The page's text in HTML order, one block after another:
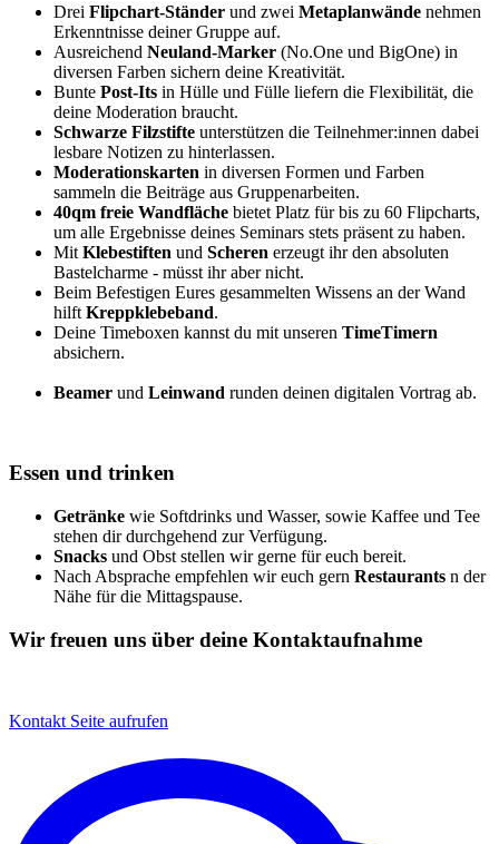
Drei Flipchart-Ständer und zwei Metaplanwände nehmen
Erkenntnisse deiner Gruppe auf.
Ausreichend Neuland-Marker (No.One und BigOne) in
diversen Farben sichern deine Kreativität.
Bunte Post-Its in Hülle und Fülle liefern die Flexibilität, die
deine Moderation braucht.
Schwarze Filzstifte unterstützen die Teilnehmer:innen dabei
lesbare Notizen zu hinterlassen.
Moderationskarten in diversen Formen und Farben
sammeln die Beiträge aus Gruppenarbeiten.
40qm freie Wandfläche bietet Platz für bis zu 60 Flipcharts,
um alle Ergebnisse deines Seminars stets präsent zu haben.
Mit Klebestiften und Scheren erzeugt ihr den absoluten
Bastelcharme - müsst ihr aber nicht.
Beim Befestigen Eures gesammelten Wissens an der Wand
hilft Kreppklebeband.
Deine Timeboxen kannst du mit unseren TimeTimern
absichern.
Beamer und Leinwand runden deinen digitalen Vortrag ab.
Essen und trinken
Getränke wie Softdrinks und Wasser, sowie Kaffee und Tee
stehen dir durchgehend zur Verfügung.
Snacks und Obst stellen wir gerne für euch bereit.
Nach Absprache empfehlen wir euch gern Restaurants n der
Nähe für die Mittagspause.
Wir freuen uns über deine Kontaktaufnahme
Kontakt Seite aufrufen